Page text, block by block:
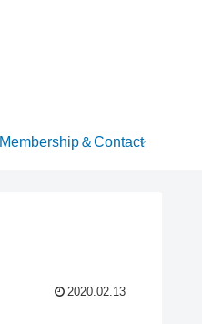
Membership＆Contact
2020.02.13